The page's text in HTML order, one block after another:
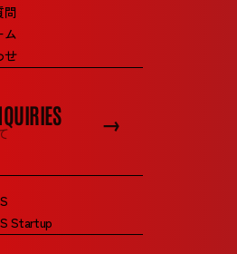
問
ム
せ
→
Startup